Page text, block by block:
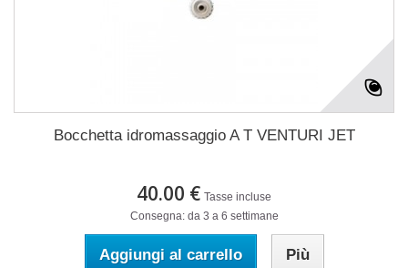
Bocchetta idromassaggio A T VENTURI JET
40.00 € Tasse incluse
Consegna: da 3 a 6 settimane
Aggiungi al carrello Più